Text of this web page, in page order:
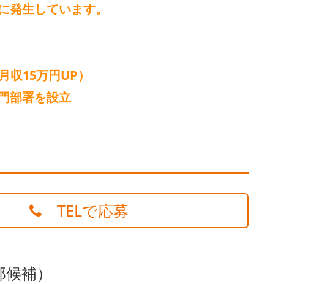
発生しています。
収15万円UP）
部署を設立
TELで応募
補）